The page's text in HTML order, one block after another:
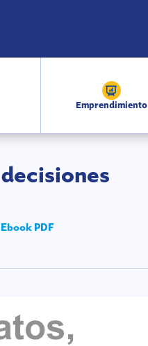
Emprendimiento
PDF